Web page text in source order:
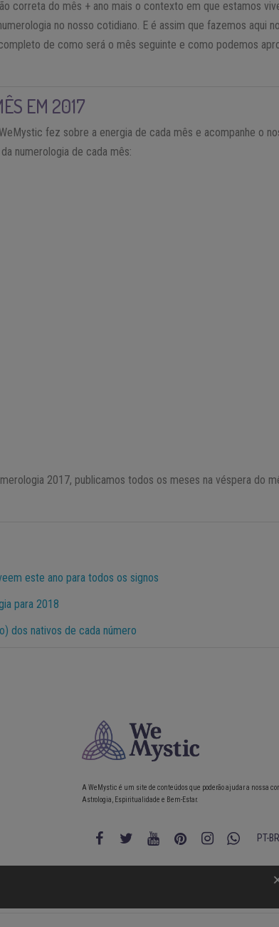
correta do mês + ano mais o contexto em que estamos
no nosso cotidiano. E é assim que fazemos aqui
de como será o mês seguinte e como podemos
EM 2017
fez sobre a energia de cada mês e acompanhe o
numerologia de cada mês:
2017, publicamos todos os meses na véspera do
este ano para todos os signos
para 2018
dos nativos de cada número
A WeMystic é um site de conteúdos que poderão ajudar a nossa
Astrologia, Espiritualidade e Bem-Estar.
PT-BR